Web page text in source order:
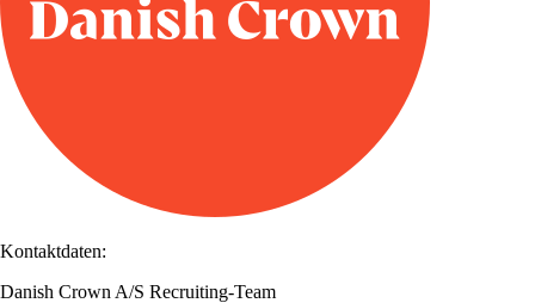
Kontaktdaten:
Danish Crown A/S Recruiting-Team